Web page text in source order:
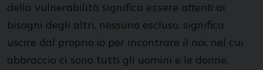
della vulnerabilità significa essere attenti ai
bisogni degli altri, nessuno escluso, significa
uscire dal proprio io per incontrare il noi, nel cui
abbraccio ci sono tutti gli uomini e le donne,